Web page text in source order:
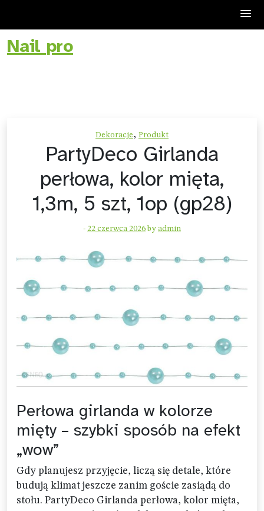
Skip
toNail pro
Dekoracje, Produkt
PartyDeco Girlanda
perłowa, kolor mięta,
1,3m, 5 szt, 1op (gp28)
- 22 czerwca 2026 by admin
Perłowa girlanda w kolorze
mięty – szybki sposób na efekt
„wow”
Gdy planujesz przyjęcie, liczą się detale, które
budują klimat jeszcze zanim goście zasiądą do
stołu. PartyDeco Girlanda perłowa, kolor mięta,